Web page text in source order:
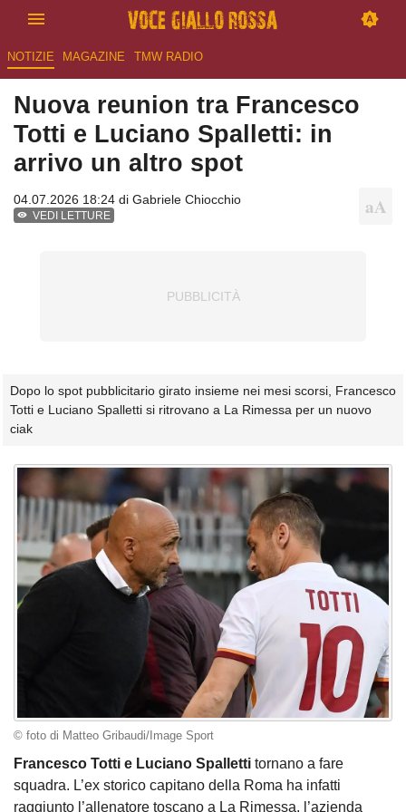
NOTIZIE MAGAZINE TMW RADIO
Nuova reunion tra Francesco
Totti e Luciano Spalletti: in
arrivo un altro spot
04.07.2026 18:24 di Gabriele Chiocchio
VEDI LETTURE
Dopo lo spot pubblicitario girato insieme nei mesi scorsi, Francesco
Totti e Luciano Spalletti si ritrovano a La Rimessa per un nuovo
ciak
© foto di Matteo Gribaudi/Image Sport
Francesco Totti e Luciano Spalletti tornano a fare
squadra. L’ex storico capitano della Roma ha infatti
raggiunto l’allenatore toscano a La Rimessa, l’azienda